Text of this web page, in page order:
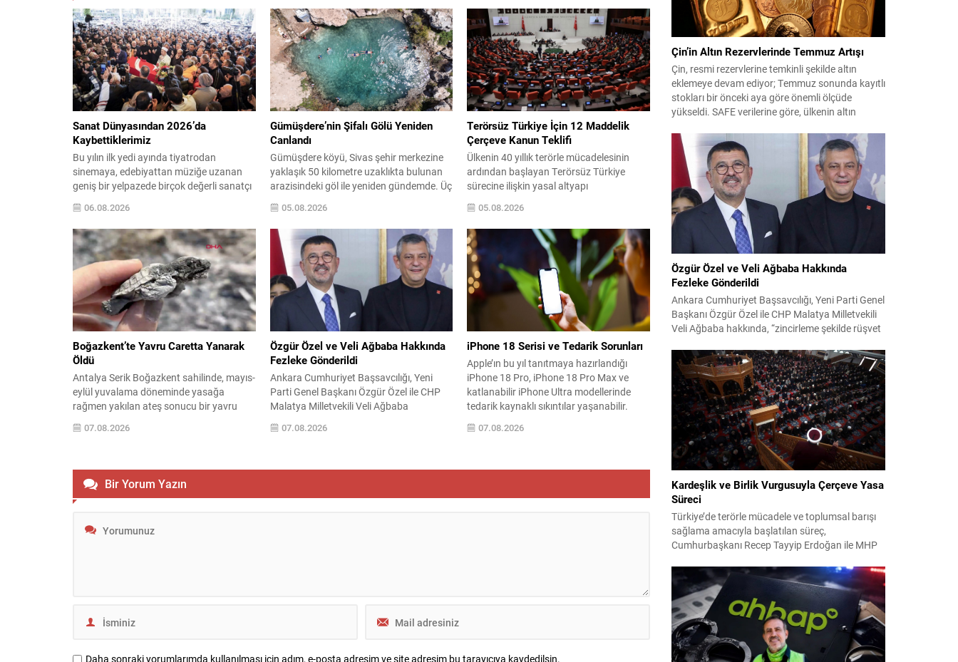
Sanat Dünyasından 2026’da
Kaybettiklerimiz
Bu yılın ilk yedi ayında tiyatrodan
sinemaya, edebiyattan müziğe uzanan
geniş bir yelpazede birçok değerli sanatçı
ve aydın aramızdan ayrıldı. Her biri kendi
alanında iz bırakan isimlerin vefatı, kültür
ve sanat camiasında derin üzüntü
yarattı. Kaybettiklerimizin anısına,
yaşamları boyunca üretip bıraktıkları
eserler ve katkılar yeniden hatırlanıyor;
sanat dünyasının hafızasında kalıcı...
06.08.2026
Gümüşdere’nin Şifalı Gölü Yeniden
Canlandı
Gümüşdere köyü, Sivas şehir merkezine
yaklaşık 50 kilometre uzaklıkta bulunan
arazisindeki göl ile yeniden gündemde. Üç
yıl önce kuruyan göl bu yıl tekrar su
tutmaya başladı ve köy halkı ile
ziyaretçiler gölün bazı cilt hastalıklarına
iyi geldiğine inanıyor. Yerel halkın
ifadelerine göre gölün suyunun özellikle
uyuz, egzama ve çeşitli deri...
05.08.2026
Terörsüz Türkiye İçin 12 Maddelik
Çerçeve Kanun Teklifi
Ülkenin 40 yıllık terörle mücadelesinin
ardından başlayan Terörsüz Türkiye
sürecine ilişkin yasal altyapı
oluşturuluyor. AK Parti tarafından
hazırlanan çerçeve yasa teklifi, TBMM
Başkanlığı’na sunulmak üzere hazırlandı
ve teklifin 12 maddelik düzenlemeleri
kamuoyuyla paylaşıldı. Hazırlanan
düzenleme, örgütün fiili varlığını sona
erdirdiğinin ve tüm silah ile mühimmatını
teslim ettiğinin güvenlik kurumlarınca
05.08.2026
Boğazkent’te Yavru Caretta Yanarak
Öldü
Antalya Serik Boğazkent sahilinde, mayıs-
eylül yuvalama döneminde yasağa
rağmen yakılan ateş sonucu bir yavru
caretta denize ulaşmaya çalışırken
yanarak hayatını kaybetti. Ertesi sabah
etkilendiğini tespit etti. Ekolojik
Araştırmalar Derneği (EKAD) gönüllüsü
Burcu Kotan, bölgenin deniz
yuvalama...
07.08.2026
Özgür Özel ve Veli Ağbaba Hakkında
Fezleke Gönderildi
Ankara Cumhuriyet Başsavcılığı, Yeni
Parti Genel Başkanı Özgür Özel ile CHP
Malatya Milletvekili Veli Ağbaba
hakkında, “zincirleme şekilde rüşvet
almak” suçlamasıyla düzenlenen
07.08.2026
iPhone 18 Serisi ve Tedarik Sorunları
Apple’ın bu yıl tanıtmaya hazırlandığı
iPhone 18 Pro, iPhone 18 Pro Max ve
katlanabilir iPhone Ultra modellerinde
tedarik kaynaklı sıkıntılar yaşanabilir.
DRAM kıtlığı ve paketleme süreçlerindeki
kısıtlar, ilk parti stokların hızla
07.08.2026
Bir Yorum Yazın
Daha sonraki yorumlarımda kullanılması için adım, e-posta adresim ve site adresim bu tarayıcıya kaydedilsin.
Çin’in Altın Rezervlerinde Temmuz Artışı
Çin, resmi rezervlerine temkinli şekilde altın
eklemeye devam ediyor; Temmuz sonunda kayıtlı
stokları bir önceki aya göre önemli ölçüde
yükseldi. SAFE verilerine göre, ülkenin altın
göstererek 76.080.000 ons seviyesine ulaştı. Bu
artış, Çin’in aylık alımlarında yıl içinde dikkat
çeken bir yükselişi temsil ediyor. Temmuz...
Özgür Özel ve Veli Ağbaba Hakkında
Fezleke Gönderildi
Ankara Cumhuriyet Başsavcılığı, Yeni Parti Genel
Başkanı Özgür Özel ile CHP Malatya Milletvekili
Veli Ağbaba hakkında, “zincirleme şekilde rüşvet
Adalet Bakanlığı’na sevk etti. Fezlekeler, 31 Mart
2024 yerel seçimleri ve 4-5 Kasım 2023’teki CHP
38. Olağan Kurultayı sürecine ilişkin iddiaları
kapsıyor. Daha önce Antalya ve İstanbul...
Kardeşlik ve Birlik Vurgusuyla Çerçeve Yasa
Süreci
Türkiye’de terörle mücadele ve toplumsal barışı
sağlama amacıyla başlatılan süreç,
Cumhurbaşkanı Recep Tayyip Erdoğan ile MHP
bir döneme girdi. Yaklaşık iki yıldır devam eden
çalışmaların ardından şimdi sürecin yasal zemini,
12 maddelik bir çerçeve yasa ile şekillendiriliyor.
Bugün komisyonda görüşülecek olan bu yasa
taslağı,...